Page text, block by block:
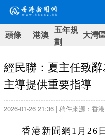
頭條 港澳 五年規
劃
大灣
經民聯：夏主任致
主導提供重要指導
2026-01-26 21:36 | 稿件來源：香
香港新聞網1月26